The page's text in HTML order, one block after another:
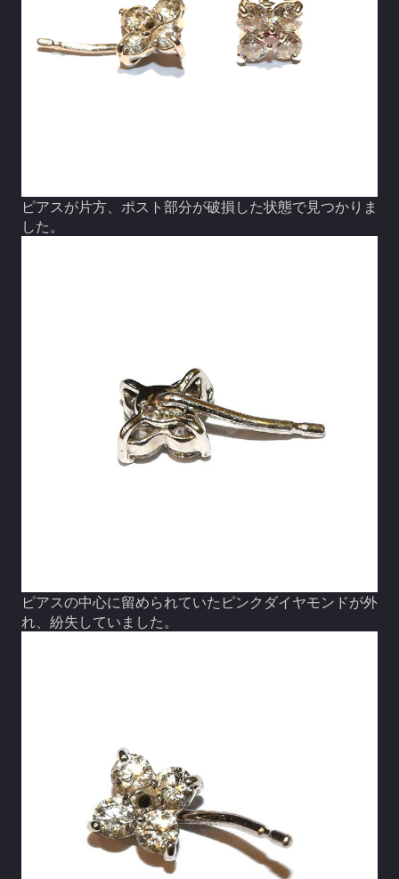
ピアスが片方、ポスト部分が破損した状態で見つかりま
した。
ピアスの中心に留められていたピンクダイヤモンドが外
れ、紛失していました。